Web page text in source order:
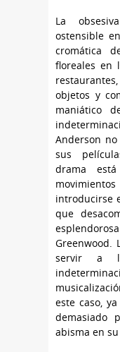
La
ostensible
cromática
floreales en
objetos y
maniático
Anderson
sus
drama
introducirse
que
Greenwood.
servir a
este caso,
demasiado
abisma en